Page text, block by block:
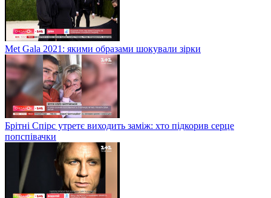
Met Gala 2021: якими образами шокували зірки
Брітні Спірс утретє виходить заміж: хто підкорив серце
попспівачки